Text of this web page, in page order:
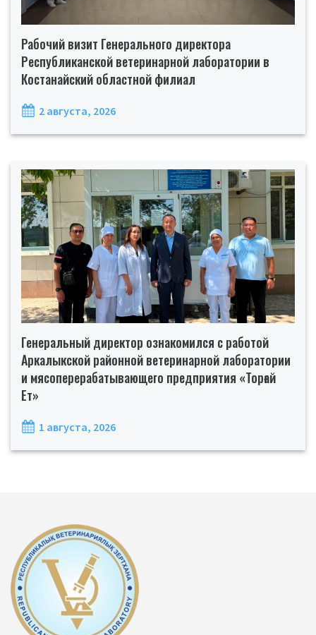
Рабочий визит Генерального директора
Республиканской ветеринарной лаборатории в
Костанайский областной филиал
2 августа, 2026
Генеральный директор ознакомился с работой
Аркалыкской районной ветеринарной лаборатории
и мясоперерабатывающего предприятия «Торғай
Ет»
1 августа, 2026